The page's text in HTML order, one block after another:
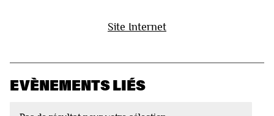
Site Internet
EVÈNEMENTS LIÉS